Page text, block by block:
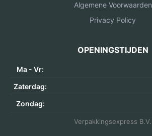
Algemene Voorwaarden
Privacy Policy
OPENINGSTIJDEN
Ma - Vr:
Zaterdag:
Zondag:
Verpakkingsexpress B.V.